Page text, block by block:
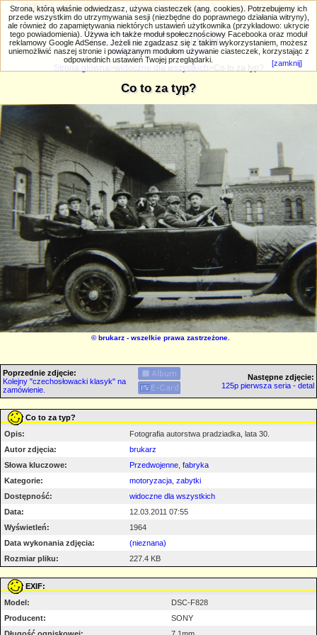
PRIV.gtlodz.eu - czyli trochę ;) inna galeria
Wyszukiwanie zaawansowane
Strona główna widoczne dla wszystkich >Co to za typ?
Co to za typ?
©brukarz - wszelkie prawa zastrzeżone.
Poprzednie zdjęcie:
Kolejny "czechosłowacki klasyk" na
zamówienie.
Następne zdjęcie:
125p pierwsza seria - detal
Co to za typ?
Opis:
Fotografia autorstwa pradziadka, lata 30.
Autor zdjęcia:
brukarz
Słowa kluczowe:
Przedwojenne fabryka
Kategorie:
motoryzacja zabytki
Dostępność:
widoczne dla wszystkich
Data:
12.03.2011 07:55
Wyświetleń:
1964
Data wykonania zdjęcia:
(nieznana)
Rozmiar pliku:
227.4 KB
EXIF:
Model:
DSC-F828
Producent:
SONY
Strona, którą właśnie odwiedzasz, używa ciasteczek (ang. cookies). Potrzebujemy ich
przede wszystkim do utrzymywania sesji (niezbędne do poprawnego działania witryny),
ale również do zapamiętywania niektórych ustawień użytkownika (przykładowo: ukrycie
tego powiadomienia). Używa ich także moduł społecznościowy Facebooka oraz moduł
reklamowy Google AdSense. Jeżeli nie zgadzasz się z takim wykorzystaniem, możesz
uniemożliwić naszej stronie i powiązanym modułom używanie ciasteczek, korzystając z
odpowiednich ustawień Twojej przeglądarki.
[zamknij]